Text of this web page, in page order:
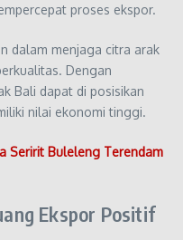
proses ekspor.
dalam menjaga citra arak
Dengan
Bali dapat di posisikan
nilai ekonomi tinggi.
Seririt Buleleng Terendam
Ekspor Positif